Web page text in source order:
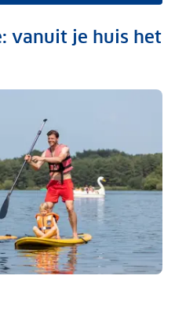
vanuit je huis het